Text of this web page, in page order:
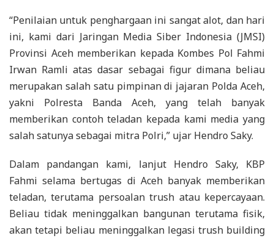
“Penilaian untuk penghargaan ini sangat alot, dan hari
ini, kami dari Jaringan Media Siber Indonesia (JMSI)
Provinsi Aceh memberikan kepada Kombes Pol Fahmi
Irwan Ramli atas dasar sebagai figur dimana beliau
merupakan salah satu pimpinan di jajaran Polda Aceh,
yakni Polresta Banda Aceh, yang telah banyak
memberikan contoh teladan kepada kami media yang
salah satunya sebagai mitra Polri,” ujar Hendro Saky.
Dalam pandangan kami, lanjut Hendro Saky, KBP
Fahmi selama bertugas di Aceh banyak memberikan
teladan, terutama persoalan trush atau kepercayaan.
Beliau tidak meninggalkan bangunan terutama fisik,
akan tetapi beliau meninggalkan legasi trush building